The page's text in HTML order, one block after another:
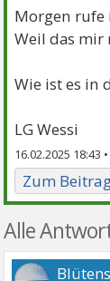
Morgen rufe
Weil das mir
Wie ist es in
LG Wessi
16.02.2025 18:43
Zum
Alle